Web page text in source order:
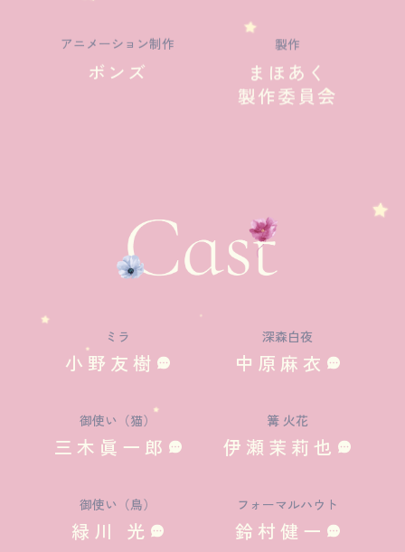
アニメーション制作
ボンズ
製作
まほあく
製作委員会
ミラ
小野友樹
深森白夜
中原麻衣
御使い（猫）
三木眞一郎
篝 火花
伊瀬茉莉也
御使い（鳥）
緑川 光
フォーマルハウト
鈴村健一